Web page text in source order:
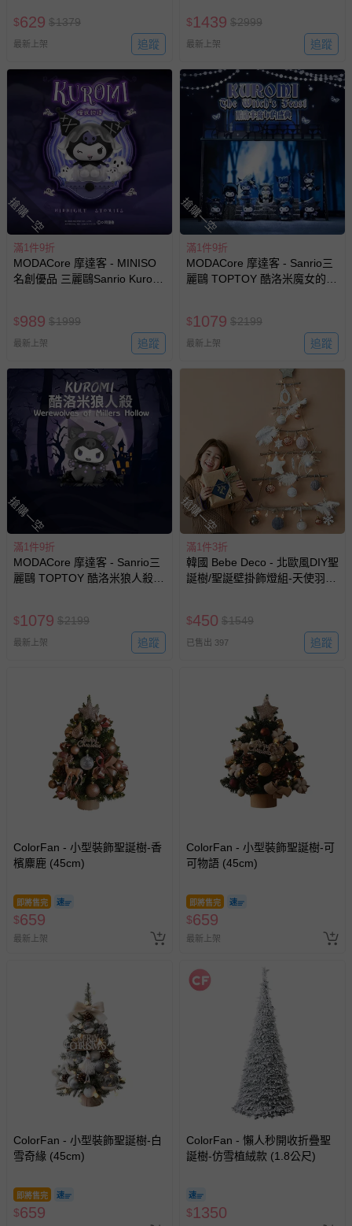
$629 $1379
最新上架 追蹤
手辦模型(隨機2盒入)
$1439 $2999
最新上架 追蹤
搶購一空
滿1件9折
MODACore 摩達客 - MINISO
名創優品 三麗鷗Sanrio Kuromi
$989 $1999
最新上架 追蹤
搶購一空
滿1件9折
MODACore 摩達客 - Sanrio三
麗鷗 TOPTOY 酷洛米魔女的盛
$1079 $2199
最新上架 追蹤
搶購一空
滿1件9折
MODACore 摩達客 - Sanrio三
麗鷗 TOPTOY 酷洛米狼人殺系
$1079 $2199
最新上架 追蹤
搶購一空
滿1件3折
韓國 Bebe Deco - 北歐風DIY聖
誕樹/聖誕壁掛飾燈組-天使羽翼
$450 $1549
已售出 397 追蹤
ColorFan - 小型裝飾聖誕樹-香
檳麋鹿 (45cm)
即將售完
$659
最新上架
ColorFan - 小型裝飾聖誕樹-可
可物語 (45cm)
即將售完
$659
最新上架
ColorFan - 小型裝飾聖誕樹-白
雪奇緣 (45cm)
即將售完
$659
ColorFan - 懶人秒開收折疊聖
誕樹-仿雪植絨款 (1.8公尺)
$1350